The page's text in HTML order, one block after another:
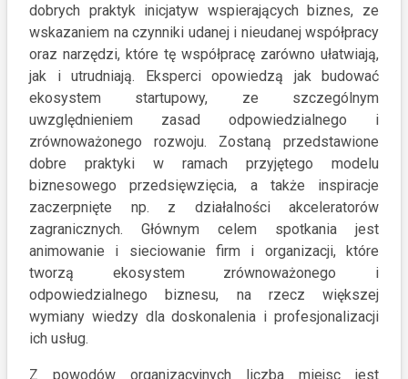
dobrych praktyk inicjatyw wspierających biznes, ze
wskazaniem na czynniki udanej i nieudanej współpracy
oraz narzędzi, które tę współpracę zarówno ułatwiają,
jak i utrudniają. Eksperci opowiedzą jak budować
ekosystem startupowy, ze szczególnym
uwzględnieniem zasad odpowiedzialnego i
zrównoważonego rozwoju. Zostaną przedstawione
dobre praktyki w ramach przyjętego modelu
biznesowego przedsięwzięcia, a także inspiracje
zaczerpnięte np. z działalności akceleratorów
zagranicznych. Głównym celem spotkania jest
animowanie i sieciowanie firm i organizacji, które
tworzą ekosystem zrównoważonego i
odpowiedzialnego biznesu, na rzecz większej
wymiany wiedzy dla doskonalenia i profesjonalizacji
ich usług.
Z powodów organizacyjnych liczba miejsc jest